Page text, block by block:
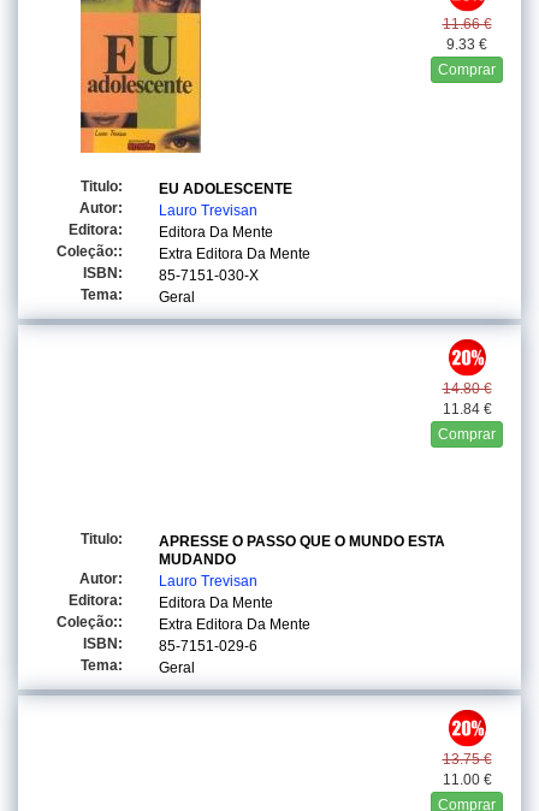
11.66 €
9.33 €
Comprar
Titulo:
EU ADOLESCENTE
Autor:
Lauro Trevisan
Editora:
Editora Da Mente
Coleção::
Extra Editora Da Mente
ISBN:
85-7151-030-X
Tema:
Geral
14.80 €
11.84 €
Comprar
Titulo:
APRESSE O PASSO QUE O MUNDO ESTA
MUDANDO
Autor:
Lauro Trevisan
Editora:
Editora Da Mente
Coleção::
Extra Editora Da Mente
ISBN:
85-7151-029-6
Tema:
Geral
13.75 €
11.00 €
Comprar